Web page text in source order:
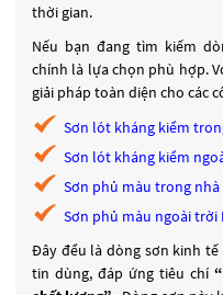
thời gian.
Nếu bạn đang tìm kiếm
chính là lựa chọn phù hợp.
giải pháp toàn diện cho các
Sơn lót kháng kiềm
Sơn lót kháng kiềm
Sơn phủ màu trong nhà
Sơn phủ màu ngoài trời
Đây đều là dòng sơn kinh
tin dùng, đáp ứng tiêu chí